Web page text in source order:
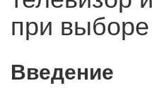
при выборе
Введение